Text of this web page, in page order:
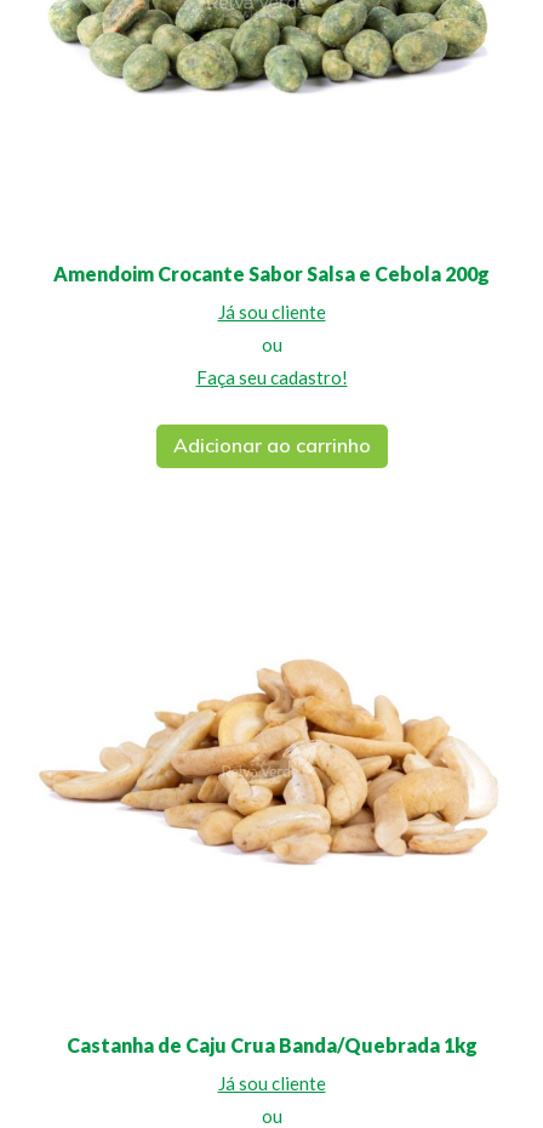
Amendoim Crocante Sabor Salsa e Cebola 200g
Já sou cliente
ou
Faça seu cadastro!
Adicionar ao carrinho
Castanha de Caju Crua Banda/Quebrada 1kg
Já sou cliente
ou